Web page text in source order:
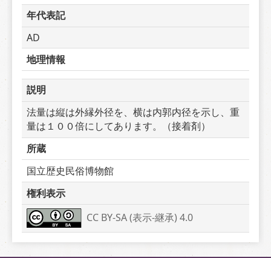
年代表記
AD
地理情報
説明
法量は縦は外縁外径を、横は内郭内径を示し、重
量は１００倍にしてあります。（接着剤）
所蔵
国立歴史民俗博物館
権利表示
CC BY-SA (表示-継承) 4.0